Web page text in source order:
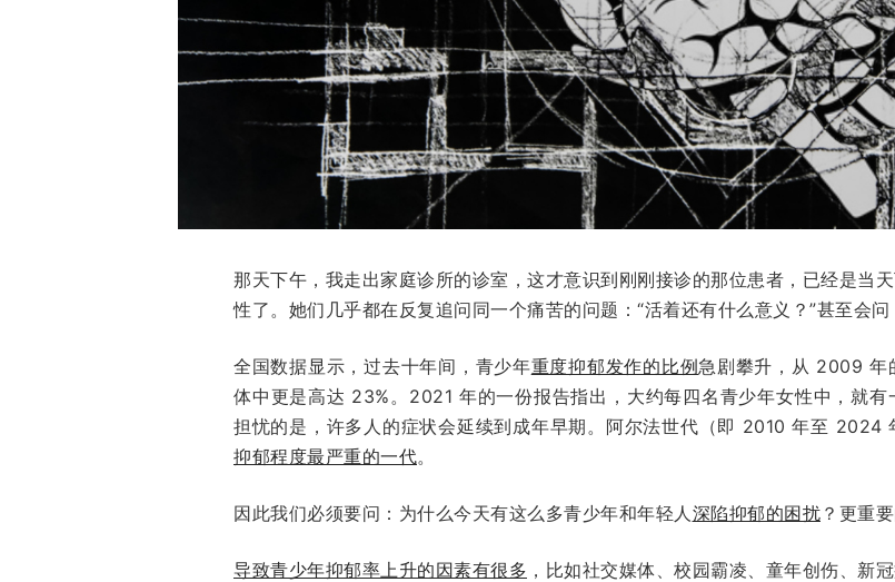
那天下午，我走出家庭诊所的诊室，这才意识到刚刚接诊的那位患者，已经是当
性了。她们几乎都在反复追问同一个痛苦的问题：“活着还有什么意义？”甚至会
全国数据显示，过去十年间，青少年重度抑郁发作的比例急剧攀升，从 2009 年
体中更是高达 23%。2021 年的一份报告指出，大约每四名青少年女性中，就
担忧的是，许多人的症状会延续到成年早期。阿尔法世代（即 2010 年至 2024
抑郁程度最严重的一代。
因此我们必须要问：为什么今天有这么多青少年和年轻人 深陷抑郁的困扰 ？更重
导致青少年抑郁率上升的因素有很多 ，比如社交媒体、校园霸凌、童年创伤、新